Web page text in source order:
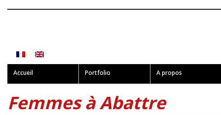
Accueil Portfolio A propos
Femmes à Abattre